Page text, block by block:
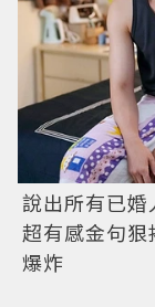
說出所有已
超有感金句
爆炸